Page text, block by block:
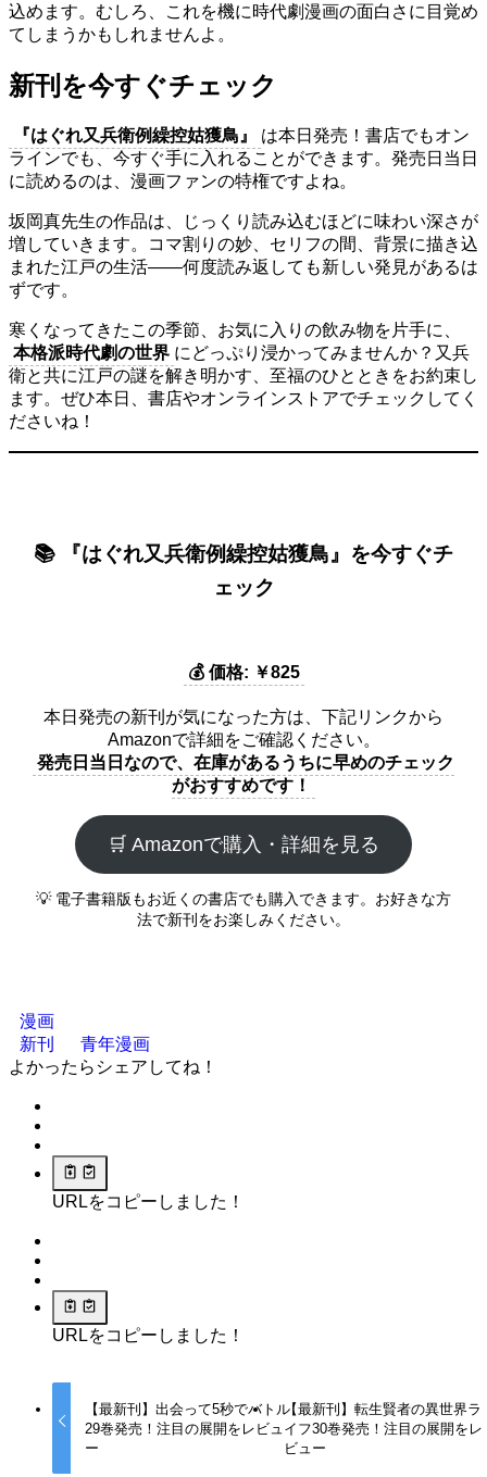
込めます。むしろ、これを機に時代劇漫画の面白さに目覚め
てしまうかもしれませんよ。
新刊を今すぐチェック
『はぐれ又兵衛例繰控姑獲鳥』
は本日発売！書店でもオン
ラインでも、今すぐ手に入れることができます。発売日当日
に読めるのは、漫画ファンの特権ですよね。
坂岡真先生の作品は、じっくり読み込むほどに味わい深さが
増していきます。コマ割りの妙、セリフの間、背景に描き込
まれた江戸の生活――何度読み返しても新しい発見があるは
ずです。
寒くなってきたこの季節、お気に入りの飲み物を片手に、
本格派時代劇の世界 にどっぷり浸かってみませんか？又兵
衛と共に江戸の謎を解き明かす、至福のひとときをお約束し
ます。ぜひ本日、書店やオンラインストアでチェックしてく
ださいね！
📚 『はぐれ又兵衛例繰控姑獲鳥』を今すぐチ
ェック
💰 価格: ￥825
本日発売の新刊が気になった方は、下記リンクから
Amazonで詳細をご確認ください。
発売日当日なので、在庫があるうちに早めのチェック
がおすすめです！
🛒 Amazonで購入・詳細を見る
💡 電子書籍版もお近くの書店でも購入できます。お好きな方
法で新刊をお楽しみください。
漫画
新刊
青年漫画
よかったらシェアしてね！
URLをコピーしました！
URLをコピーしました！
【最新刊】出会って5秒でバトル
29巻発売！注目の展開をレビュ
ー
【最新刊】転生賢者の異世界ラ
イフ30巻発売！注目の展開をレ
ビュー